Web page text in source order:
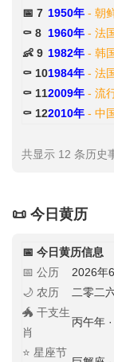
📅 7 1950年 - 朝
⚰️ 8 1960年 - 法
👶 9 1982年 - 韩
⚰️ 101984年 - 法
⚰️ 112009年 - 流
⚰️ 122010年 - 中
共显示 12 条历史
📜 今日黄历
📅 今日黄历信息
📅 公历
2026年
🌙 农历
二零二
🐲 干支生
肖
丙午年
⭐ 星座节